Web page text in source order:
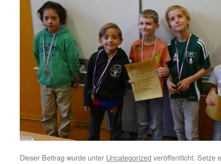
Dieser Beitrag wurde unter Uncategorized veröffentlicht. Setze